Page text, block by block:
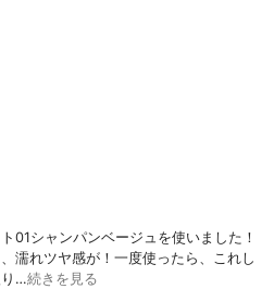
01シャンパンベージュを使いました！
濡れツヤ感が！一度使ったら、これし
り…続きを見る